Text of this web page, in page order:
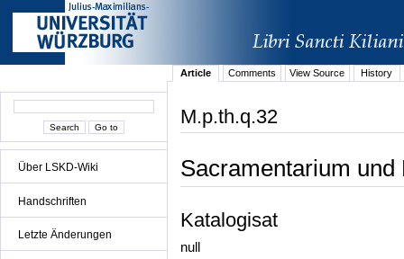
Über LSKD-Wiki
Handschriften
Letzte Änderungen
Article Comments View Source History
M.p.th.q.32
Sacramentarium
Katalogisat
null